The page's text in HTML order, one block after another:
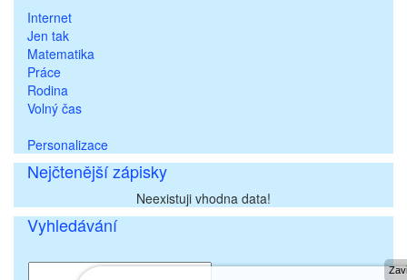
Internet
Jen tak
Matematika
Práce
Rodina
Volný čas
Personalizace
Nejčtenější zápisky
Neexistuji vhodna data!
Vyhledávání